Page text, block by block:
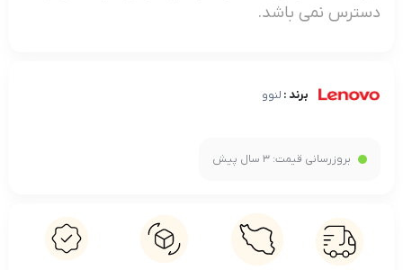
دسترس نمی باشد.
برند : لنوو
بروزرسانی قیمت: 3 سال پیش